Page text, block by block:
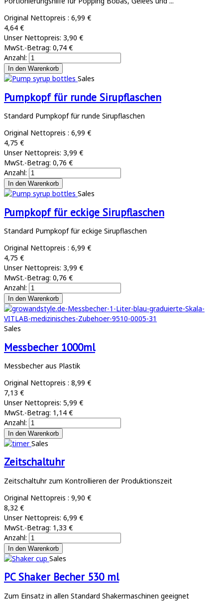
Original Nettopreis : 6,99 €
4,64 €
Unser Nettopreis: 3,90 €
MwSt.-Betrag: 0,74 €
Anzahl:
Sales
Pumpkopf für runde Sirupflaschen
Standard Pumpkopf für runde Sirupflaschen
Original Nettopreis : 6,99 €
4,75 €
Unser Nettopreis: 3,99 €
MwSt.-Betrag: 0,76 €
Anzahl:
Sales
Pumpkopf für eckige Sirupflaschen
Standard Pumpkopf für eckige Sirupflaschen
Original Nettopreis : 6,99 €
4,75 €
Unser Nettopreis: 3,99 €
MwSt.-Betrag: 0,76 €
Anzahl:
Sales
Messbecher 1000ml
Messbecher aus Plastik
Original Nettopreis : 8,99 €
7,13 €
Unser Nettopreis: 5,99 €
MwSt.-Betrag: 1,14 €
Anzahl:
Sales
Zeitschaltuhr
Zeitschaltuhr zum Kontrollieren der Produktionszeit
Original Nettopreis : 9,90 €
8,32 €
Unser Nettopreis: 6,99 €
MwSt.-Betrag: 1,33 €
Anzahl:
Sales
PC Shaker Becher 530 ml
Zum Einsatz in allen Standard Shakermaschinen geeignet